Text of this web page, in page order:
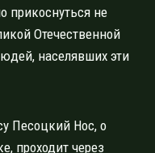
прикоснуться не
Отечественной
населявших эти
Песоцкий Нос, о
проходит через